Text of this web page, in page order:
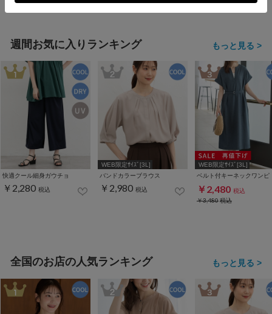
週間お気に入りランキング もっと見る >
快適クール細身ガウチョ
￥2,280 税込
WEB限定ｻｲｽﾞ[3L]
バンドカラーブラウス
￥2,980 税込
WEB限定ｻｲｽﾞ[3L]
ベルト付キーネックワンピ
￥2,480 税込
￥3,480税込
全国のお店の人気ランキング もっと見る >